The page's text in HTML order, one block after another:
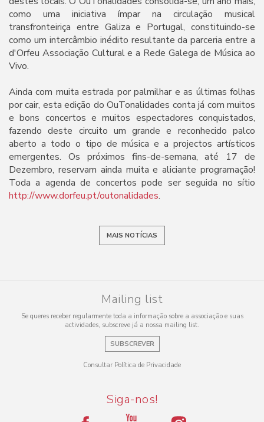
como uma iniciativa ímpar na circulação musical
transfronteiriça entre Galiza e Portugal, constituindo-se
como um intercâmbio inédito resultante da parceria entre a
d'Orfeu Associação Cultural e a Rede Galega de Música ao
Vivo.
Ainda com muita estrada por palmilhar e as últimas folhas
por cair, esta edição do OuTonalidades conta já com muitos
e bons concertos e muitos espectadores conquistados,
fazendo deste circuito um grande e reconhecido palco
aberto a todo o tipo de música e a projectos artísticos
emergentes. Os próximos fins-de-semana, até 17 de
Dezembro, reservam ainda muita e aliciante programação!
Toda a agenda de concertos pode ser seguida no sítio
http://www.dorfeu.pt/outonalidades.
MAIS NOTÍCIAS
Mailing list
Se queres receber regularmente toda a informação sobre a associação e suas
actividades, subscreve já a nossa mailing list.
SUBSCREVER
Consultar Política de Privacidade
Siga-nos!